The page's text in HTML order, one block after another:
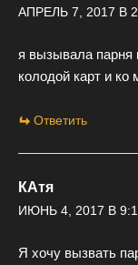
АПРЕЛЬ 7, 2017 В
я вызывала парня
колодой карт и
Ответить
КАтя
ИЮНЬ 4, 2017 В
Я хочу вызвать